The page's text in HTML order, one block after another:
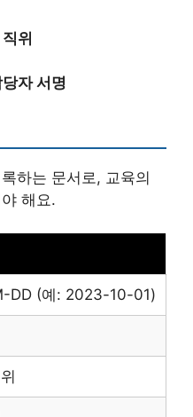
위
자 서명
하는 문서로, 교육의
해요.
DD (예: 2023-10-01)